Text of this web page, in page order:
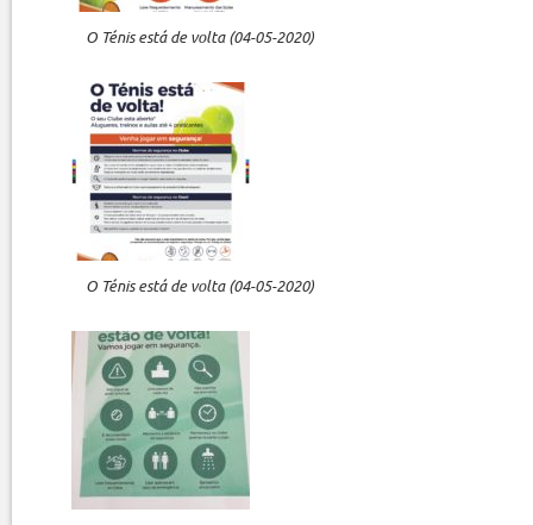
O Ténis está de volta (04-05-2020)
O Ténis está de volta (04-05-2020)